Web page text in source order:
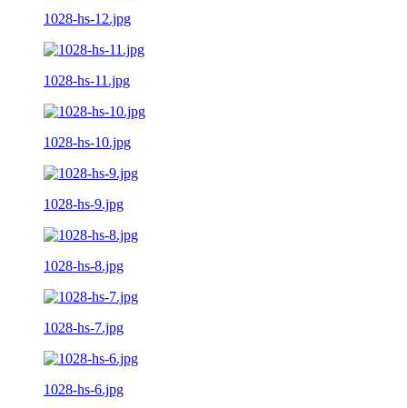
1028-hs-12.jpg
1028-hs-11.jpg
1028-hs-10.jpg
1028-hs-9.jpg
1028-hs-8.jpg
1028-hs-7.jpg
1028-hs-6.jpg